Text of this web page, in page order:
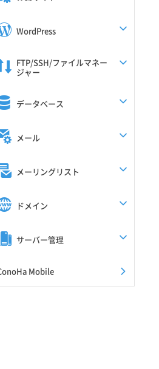
WordPress
FTP/SSH/ファイルマネー
ジャー
データベース
メール
メーリングリスト
ドメイン
サーバー管理
Mobile